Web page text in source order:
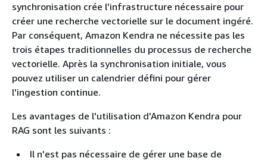
synchronisation crée l'infrastructure nécessaire pour
créer une recherche vectorielle sur le document ingéré.
Par conséquent, Amazon Kendra ne nécessite pas les
trois étapes traditionnelles du processus de recherche
vectorielle. Après la synchronisation initiale, vous
pouvez utiliser un calendrier défini pour gérer
l'ingestion continue.
Les avantages de l'utilisation d'Amazon Kendra pour
RAG sont les suivants :
Il n'est pas nécessaire de gérer une base de